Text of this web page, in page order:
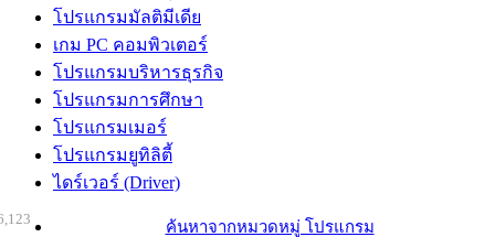
โปรแกรมมัลติมีเดีย
เกม PC คอมพิวเตอร์
โปรแกรมบริหารธุรกิจ
โปรแกรมการศึกษา
โปรแกรมเมอร์
โปรแกรมยูทิลิตี้
ไดร์เวอร์ (Driver)
ค้นหาจากหมวดหมู่ โปรแกรม